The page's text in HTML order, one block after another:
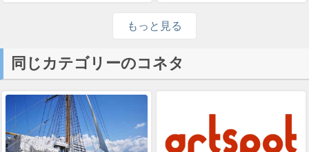
もっと見る
同じカテゴリーのコネタ